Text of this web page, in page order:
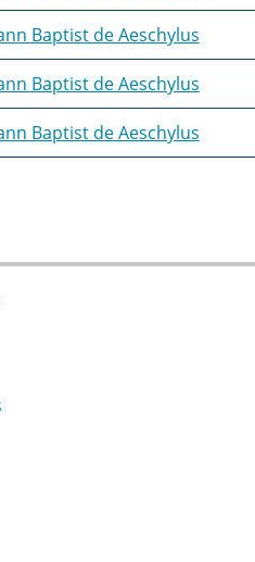
Baptist de Aeschylus
Baptist de Aeschylus
Baptist de Aeschylus